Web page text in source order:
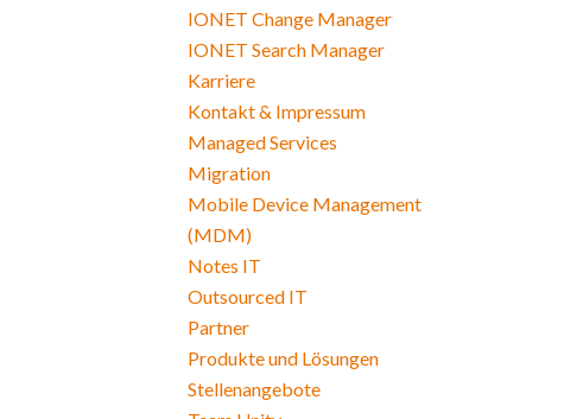
IONET Change Manager
IONET Search Manager
Karriere
Kontakt & Impressum
Managed Services
Migration
Mobile Device Management
(MDM)
Notes IT
Outsourced IT
Partner
Produkte und Lösungen
Stellenangebote